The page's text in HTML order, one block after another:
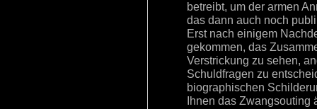
betreibt, um der armen
das dann auch noch
Erst nach einigem
gekommen, das
Verstrickung zu sehen,
Schuldfragen zu
biographischen
Ihnen das Zwangsouting